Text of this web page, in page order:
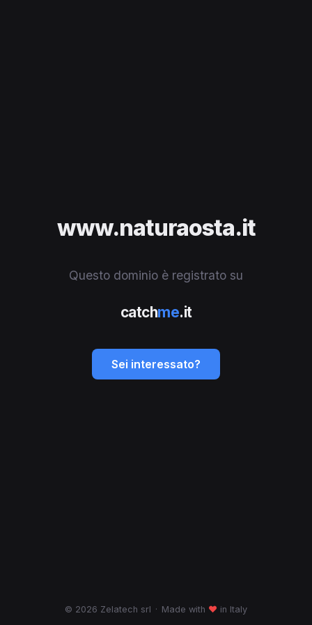
www.naturaosta.it
Questo dominio è registrato su
catchme.it
Sei interessato?
© 2026 Zelatech srl · Made with ♥ in Italy